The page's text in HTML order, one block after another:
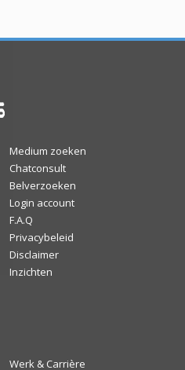
Medium zoeken
Chatconsult
Belverzoeken
Login account
F.A.Q
Privacybeleid
Disclaimer
Inzichten
Werk & Carrière